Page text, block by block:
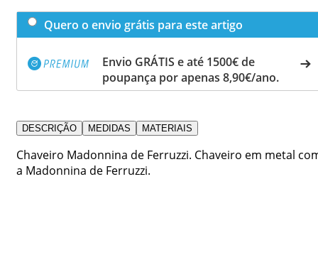
Quero o envio grátis para este artigo
Envio GRÁTIS e até 1500€ de
poupança por apenas 8,90€/ano.
DESCRIÇÃO MEDIDAS MATERIAIS
Chaveiro Madonnina de Ferruzzi. Chaveiro em metal
a Madonnina de Ferruzzi.